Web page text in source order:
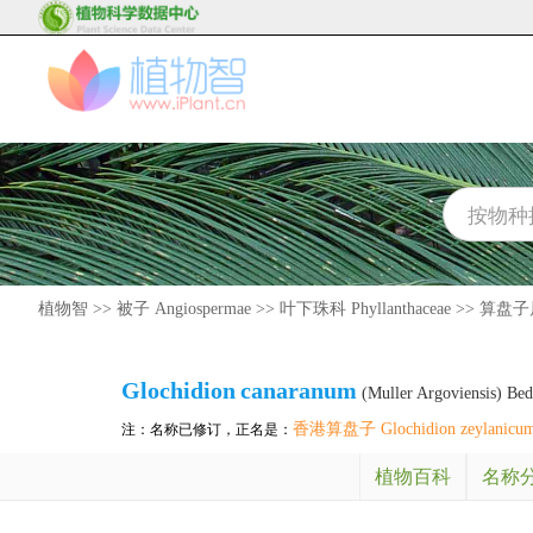
植物智 >> 被子 Angiospermae >> 叶下珠科 Phyllanthaceae >> 算盘子
Glochidion canaranum (Muller Argoviensis)
注：名称已修订，正名是： 香港算盘子 Glochidion
植物百科 名称